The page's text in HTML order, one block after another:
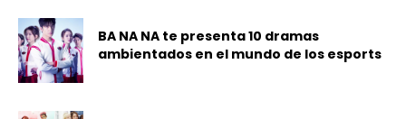
BA NA NA te presenta 10 dramas
ambientados en el mundo de los esports